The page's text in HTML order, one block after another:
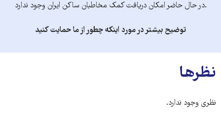
.در حال حاضر امکان دریافت کمک مخاطبان ساکن ایران وجود ندارد
توضیح بیشتر در مورد اینکه چطور از ما حمایت کنید
نظرها
نظری وجود ندارد.